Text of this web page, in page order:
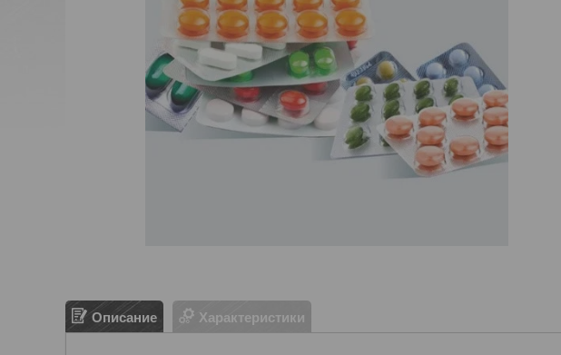
Описание Характеристики